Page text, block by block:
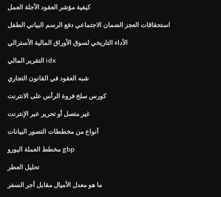
كيفية مؤشر العقود الآجلة العمل
استحقاقات العجز الضمان الاجتماعي دفع الرسم البياني الطفل
الأداء التاريخي لسوق الأوراق المالية الأسترالي
التقرير المالي idx
شبه العقود في القانون التجاري
كورس سلخ فروة الرأس على الانترنت
غير متصل أو تحرير عبر الإنترنت
أنواع من مخططات التصور البيانات
مخطط العملة اليورو gbp
تحليل العطر
ما هو معدل الأميال مقابل أجر السفر